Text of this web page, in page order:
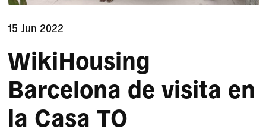
15 Jun 2022
WikiHousing
Barcelona de visita en
la Casa TO